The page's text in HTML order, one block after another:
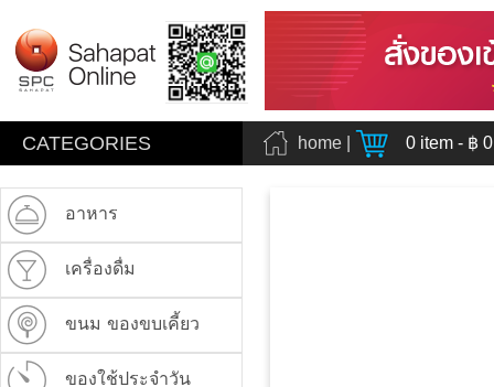
CATEGORIES home 0 item - ฿
อาหาร
เครื่องดื่ม
ขนม ของขบเคี้ยว
ของใช้ประจำวัน